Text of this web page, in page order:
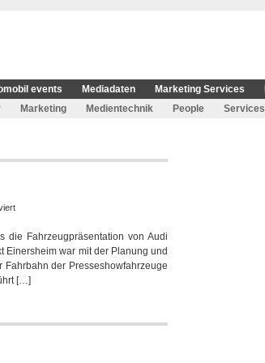
events Mediadaten Marketing Services
Marketing Medientechnik People Services
für
systems
sorgte
bei
Audi
für
die Fahrzeugpräsentation von Audi
Einersheim war mit der Planung und
der Presseshowfahrzeuge
[…]